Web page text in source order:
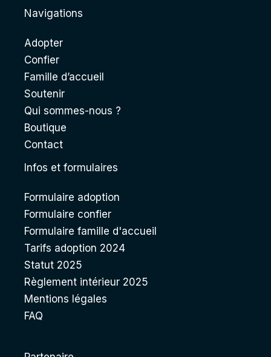
Navigations
Adopter
Confier
Famille d’accueil
Soutenir
Qui sommes-nous ?
Boutique
Contact
Infos et formulaires
Formulaire adoption
Formulaire confier
Formulaire famille d'accueil
Tarifs adoption 2024
Statut 2025
Règlement intérieur 2025
Mentions légales
FAQ